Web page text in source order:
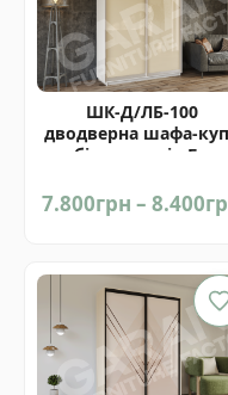
ШК-Д/ЛБ-100
дводверна шафа-
комбінована від
7.800грн – 8.400